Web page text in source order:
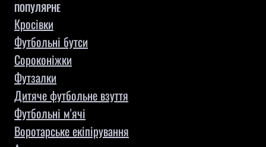
ПОПУЛЯРНЕ
Кросівки
Футбольні бутси
Сороконіжки
Футзалки
Дитяче футбольне взуття
Футбольні м'ячі
Воротарське екіпірування